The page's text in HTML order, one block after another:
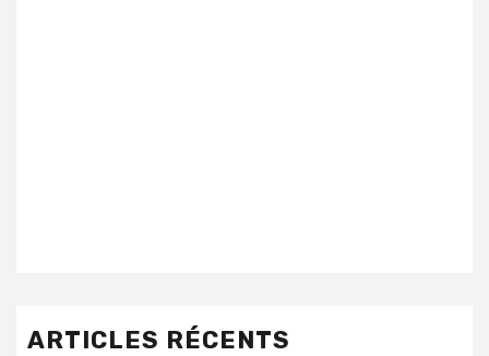
ARTICLES RÉCENTS